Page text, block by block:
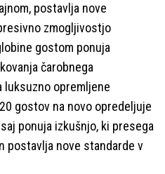
postavlja nove
zmogljivostjo
gostom ponuja
čarobnega
luksuzno opremljene
gostov na novo opredeljuje
ponuja izkušnjo, ki presega
postavlja nove standarde v